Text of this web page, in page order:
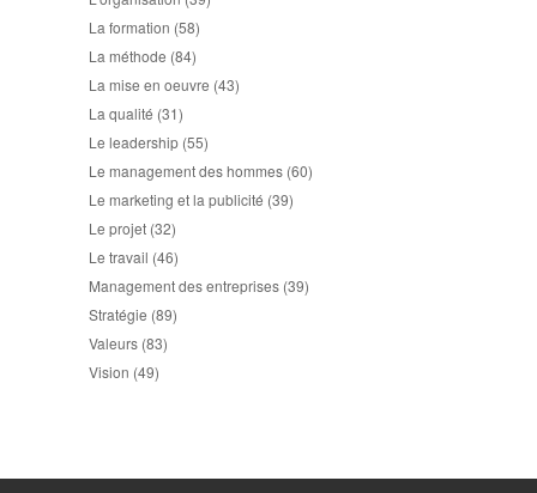
La formation (58)
La méthode (84)
La mise en oeuvre (43)
La qualité (31)
Le leadership (55)
Le management des hommes (60)
Le marketing et la publicité (39)
Le projet (32)
Le travail (46)
Management des entreprises (39)
Stratégie (89)
Valeurs (83)
Vision (49)